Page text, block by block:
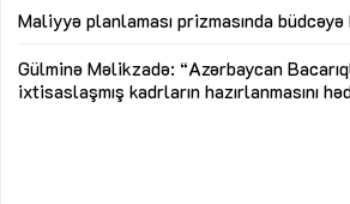
Maliyyə planlaması prizmasında büdcəyə
Gülminə Məlikzadə: “Azərbaycan
ixtisaslaşmış kadrların hazırlanmasını